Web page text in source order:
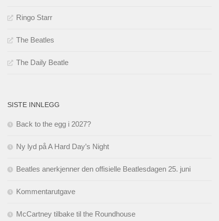
Ringo Starr
The Beatles
The Daily Beatle
SISTE INNLEGG
Back to the egg i 2027?
Ny lyd på A Hard Day’s Night
Beatles anerkjenner den offisielle Beatlesdagen 25. juni
Kommentarutgave
McCartney tilbake til the Roundhouse